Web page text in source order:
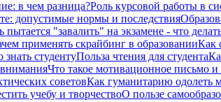
в чем разница?Роль курсовой работы в
допустимые нормы и последствия
пытается "завалить" на экзамене - что
применять скрайбинг в образованииКак
студентуПольза чтения для студента
вниманияЧто такое мотивационное письмо и
советовКак гуманитарию одолеть
учебу и творчествоО пользе